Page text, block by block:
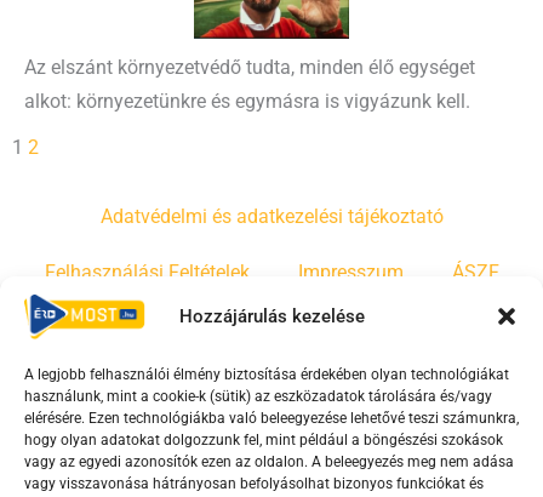
Hozzájárulás kezelése
A legjobb felhasználói élmény biztosítása érdekében olyan technológiákat
használunk, mint a cookie-k (sütik) az eszközadatok tárolására és/vagy
elérésére. Ezen technológiákba való beleegyezése lehetővé teszi számunkra,
hogy olyan adatokat dolgozzunk fel, mint például a böngészési szokások
vagy az egyedi azonosítók ezen az oldalon. A beleegyezés meg nem adása
vagy visszavonása hátrányosan befolyásolhat bizonyos funkciókat és
Az elszánt környezetvédő tudta, minden élő egységet
alkot: környezetünkre és egymásra is vigyázunk kell.
1 2
Adatvédelmi és adatkezelési tájékoztató
Felhasználási Feltételek Impresszum ÁSZF
Irányelvek Moderálási szabályzat
F
a
c
Y
o
u
T
i
k